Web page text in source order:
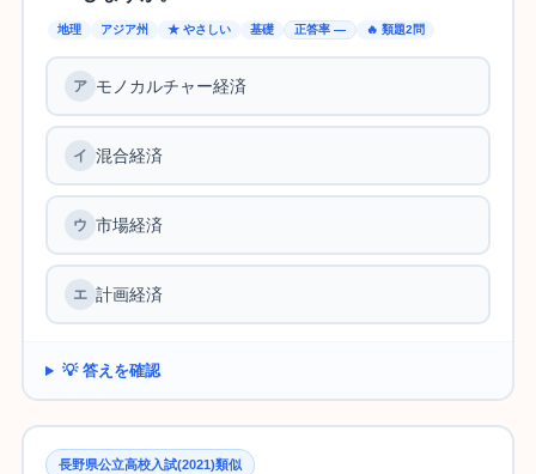
地理 アジア州 ★ やさしい 基礎 正答率 — 🔥 類題2問
モノカルチャー経済
混合経済
市場経済
計画経済
💡 答えを確認
長野県公立高校入試(2021)類似